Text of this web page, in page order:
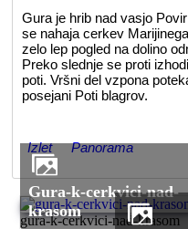
Gura je hrib nad vasjo
se nahaja cerkev
zelo lep pogled na dolino
Preko slednje se proti
poti. Vršni del vzpona
posejani Poti blagrov.
Izlet Panorama
gura-k-cerkvici-nad-krasom
gura-k-cerkvici-nad-
krasom